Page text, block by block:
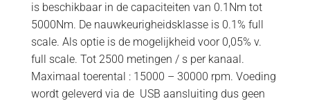
is beschikbaar in de capaciteiten van 0.1Nm tot
5000Nm. De nauwkeurigheidsklasse is 0.1% full
scale. Als optie is de mogelijkheid voor 0,05% v.
full scale. Tot 2500 metingen / s per kanaal.
Maximaal toerental : 15000 – 30000 rpm. Voeding
wordt geleverd via de USB aansluiting dus geen